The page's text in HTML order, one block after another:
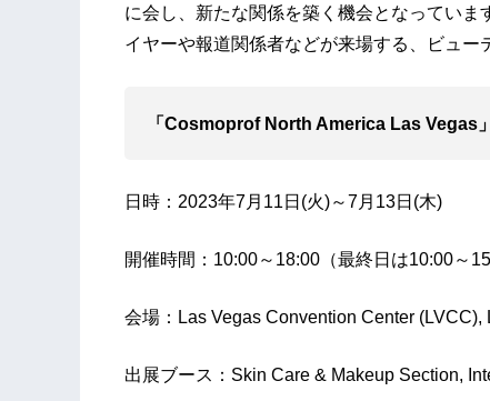
に会し、新たな関係を築く機会となってい
イヤーや報道関係者などが来場する、ビュー
「Cosmoprof North America Las Vegas
日時：2023年7月11日(火)～7月13日(木)
開催時間：10:00～18:00（最終日は10:00～
会場：Las Vegas Convention Center (LVCC),
出展ブース：Skin Care & Makeup Section,